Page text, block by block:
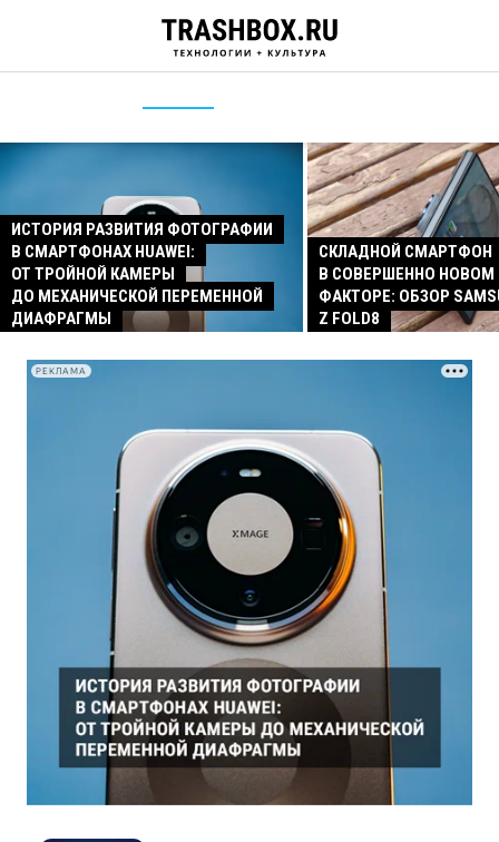
ИСТОРИЯ РАЗВИТИЯ ФОТОГРАФИИ
В СМАРТФОНАХ HUAWEI:
ОТ ТРОЙНОЙ КАМЕРЫ
ДО МЕХАНИЧЕСКОЙ ПЕРЕМЕННОЙ
ДИАФРАГМЫ
СКЛАДНОЙ СМАРТФОН
В СОВЕРШЕННО
ФАКТОРЕ: ОБЗОР
Z FOLD8
РЕКЛАМА